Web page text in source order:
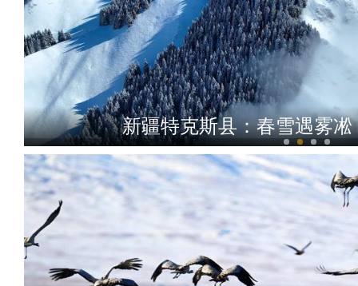
新疆特克斯县：春雪遇雾